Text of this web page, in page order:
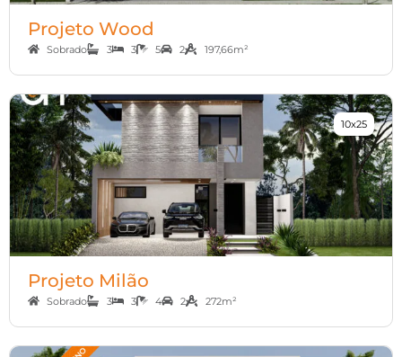
Projeto Wood
Sobrado 3 3 5 2 197,66m²
Projeto Milão
Sobrado 3 3 4 2 272m²
10x25